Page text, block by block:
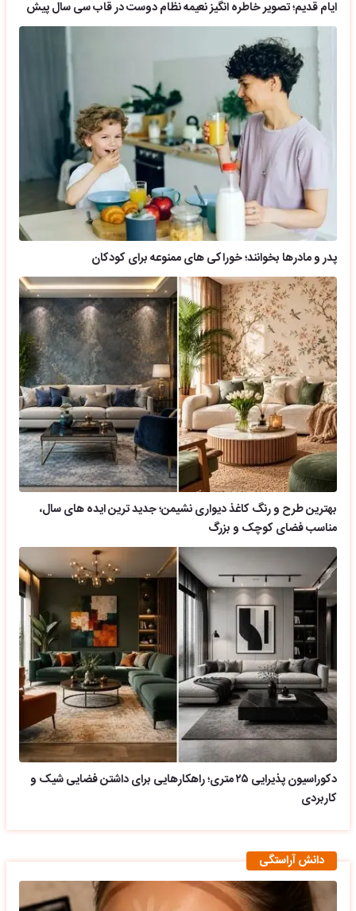
ایام قدیم؛ تصویر خاطره انگیز نعیمه نظام دوست در قاب سی سال پیش
پدر و مادرها بخوانند؛ خوراکی های ممنوعه برای کودکان
بهترین طرح و رنگ کاغذ دیواری نشیمن؛ جدید ترین ایده های سال،
مناسب فضای کوچک و بزرگ
دکوراسیون پذیرایی ۲۵ متری؛ راهکارهایی برای داشتن فضایی شیک و
کاربردی
دانش آراستگی